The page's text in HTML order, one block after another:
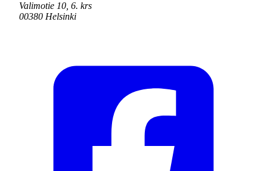
Valimotie 10, 6. krs
00380 Helsinki